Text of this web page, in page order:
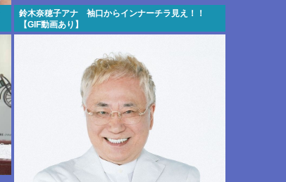
鈴木奈穂子アナ 袖口からインナーチラ見え！！
【GIF動画あり】